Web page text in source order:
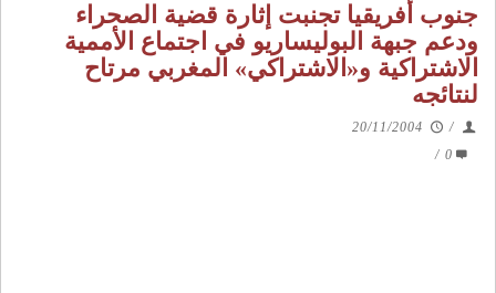
جنوب أفريقيا تجنبت إثارة قضية الصحراء
ودعم جبهة البوليساريو في اجتماع الأممية
الاشتراكية و«الاشتراكي» المغربي مرتاح
لنتائجه
/
20/11/2004
0
/